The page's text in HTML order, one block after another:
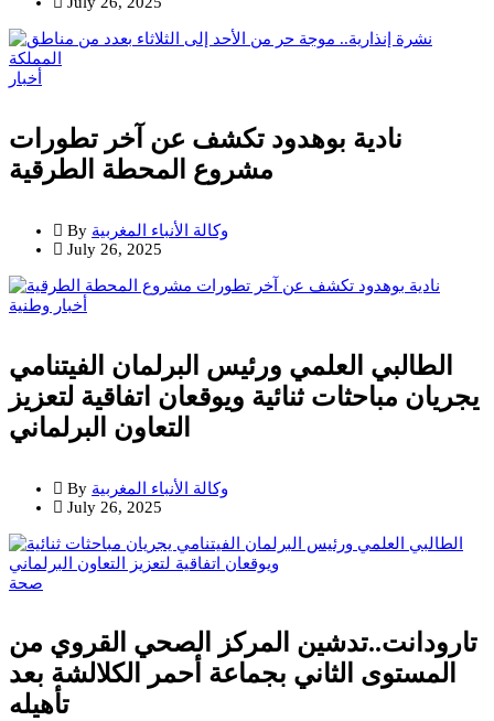
أخبار
نادية بوهدود تكشف عن آخر تطورات
مشروع المحطة الطرقية
By وكالة الأنباء المغربية
July 26, 2025
أخبار وطنية
الطالبي العلمي ورئيس البرلمان الفيتنامي
يجريان مباحثات ثنائية ويوقعان اتفاقية لتعزيز
التعاون البرلماني
By وكالة الأنباء المغربية
July 26, 2025
صحة
تارودانت..تدشين المركز الصحي القروي من
المستوى الثاني بجماعة أحمر الكلالشة بعد
تأهيله